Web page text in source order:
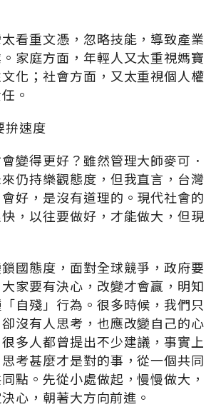
看重文憑，忽略技能，導致產業
家庭方面，年輕人又太重視媽寶
化；社會方面，又太重視個人權
。
拚速度
變得更好？雖然管理大師麥可．
仍持樂觀態度，但我直言，台灣
好，是沒有道理的。現代社會的
，以往要做好，才能做大，但現
國態度，面對全球競爭，政府要
家要有決心，改變才會贏，明知
自殘」行為。很多時候，我們只
沒有人思考，也應改變自己的心
多人都曾提出不少建議，事實上
考甚麼才是對的事，從一個共同
點。先從小處做起，慢慢做大，
心，朝著大方向前進。